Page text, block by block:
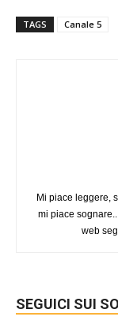
TAGS Canale 5
Mi piace leggere,
mi piace
web
SEGUICI SUI